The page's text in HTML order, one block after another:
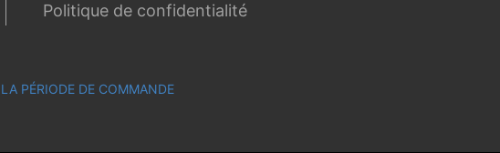
Politique de confidentialité
PÉRIODE DE COMMANDE